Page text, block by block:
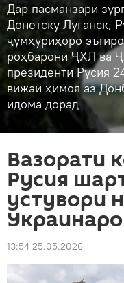
Дар пасманзари
Донетску Луганск,
ҷумҳуриҳоро
роҳбарони ҶХЛ ва
президенти Русия
вижаи ҳимоя аз
идома дорад
Вазорати
Русия
устувори
13:54 25.05.2026